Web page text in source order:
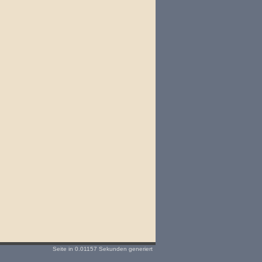
Seite in 0.01157 Sekunden generiert